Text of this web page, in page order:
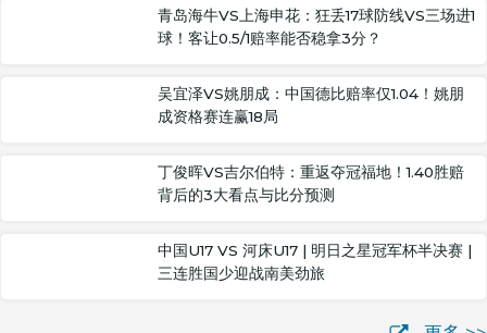
青岛海牛VS上海申花：狂丢17球防线VS三场进1
球！客让0.5/1赔率能否稳拿3分？
吴宜泽VS姚朋成：中国德比赔率仅1.04！姚朋
成资格赛连赢18局
丁俊晖VS吉尔伯特：重返夺冠福地！1.40胜赔
背后的3大看点与比分预测
中国U17 VS 河床U17 | 明日之星冠军杯半决赛 |
三连胜国少迎战南美劲旅